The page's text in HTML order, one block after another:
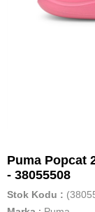
Puma Popcat
- 38055508
Stok Kodu